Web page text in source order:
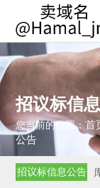
招议标信息
您当前的位置：首
公告
招议标信息公告